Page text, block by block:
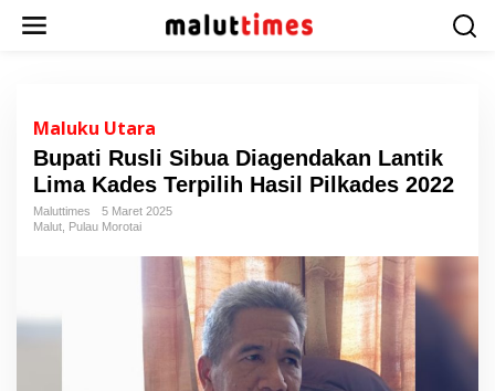
Maluku Utara
Bupati Rusli Sibua Diagendakan Lantik
Lima Kades Terpilih Hasil Pilkades 2022
Maluttimes
5 Maret 2025
Malut Pulau Morotai